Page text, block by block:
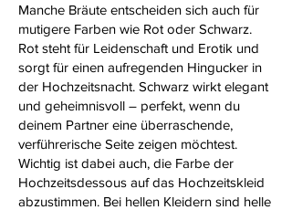
Manche Bräute entscheiden sich auch für
mutigere Farben wie Rot oder Schwarz.
Rot steht für Leidenschaft und Erotik und
sorgt für einen aufregenden Hingucker in
der Hochzeitsnacht. Schwarz wirkt elegant
und geheimnisvoll – perfekt, wenn du
deinem Partner eine überraschende,
verführerische Seite zeigen möchtest.
Wichtig ist dabei auch, die Farbe der
Hochzeitsdessous auf das Hochzeitskleid
abzustimmen. Bei hellen Kleidern sind helle